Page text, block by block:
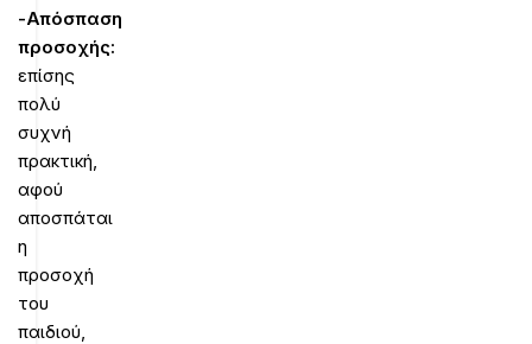
-Απόσπαση
προσοχής:
επίσης
πολύ
συχνή
πρακτική,
αφού
αποσπάται
η
προσοχή
του
παιδιού,